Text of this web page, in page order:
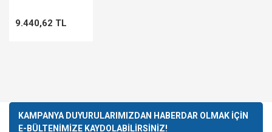
9.440,62 TL
KAMPANYA DUYURULARIMIZDAN HABERDAR OLMAK İÇİN
E-BÜLTENİMİZE KAYDOLABİLİRSİNİZ!